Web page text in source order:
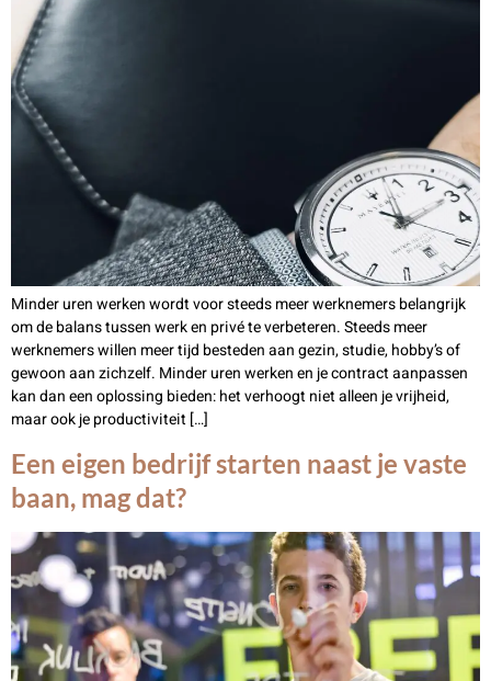
Minder uren werken wordt voor steeds meer werknemers belangrijk
om de balans tussen werk en privé te verbeteren. Steeds meer
werknemers willen meer tijd besteden aan gezin, studie, hobby’s of
gewoon aan zichzelf. Minder uren werken en je contract aanpassen
kan dan een oplossing bieden: het verhoogt niet alleen je vrijheid,
maar ook je productiviteit […]
Een eigen bedrijf starten naast je vaste
baan, mag dat?